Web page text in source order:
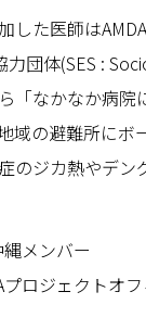
した医師は
力団体(SES :
「なかなか病
域の避難所にボ
のジカ熱やデン
メンバー
ロジェクトオ